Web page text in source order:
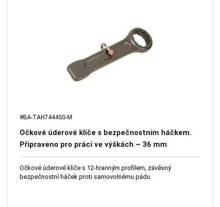
#BA-TAH7444SG-M
Očkové úderové klíče s bezpečnostním háčkem.
Připraveno pro práci ve výškách – 36 mm
Očkové úderové klíče s 12-hranným profilem, závěsný
bezpečnostní háček proti samovolnému pádu